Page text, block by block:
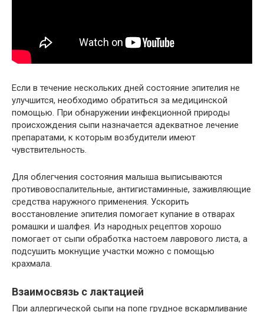
Если в течение нескольких дней состояние эпителия не
улучшится, необходимо обратиться за медицинской
помощью. При обнаружении инфекционной природы
происхождения сыпи назначается адекватное лечение
препаратами, к которым возбудители имеют
чувствительность.
Для облегчения состояния малыша выписываются
противовоспалительные, антигистаминные, заживляющие
средства наружного применения. Ускорить
восстановление эпителия помогает купание в отварах
ромашки и шалфея. Из народных рецептов хорошо
помогает от сыпи обработка настоем лаврового листа, а
подсушить мокнущие участки можно с помощью
крахмала.
Взаимосвязь с лактацией
При аллергической сыпи на попе грудное вскармливание